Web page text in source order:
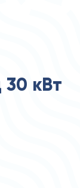
30 кВт